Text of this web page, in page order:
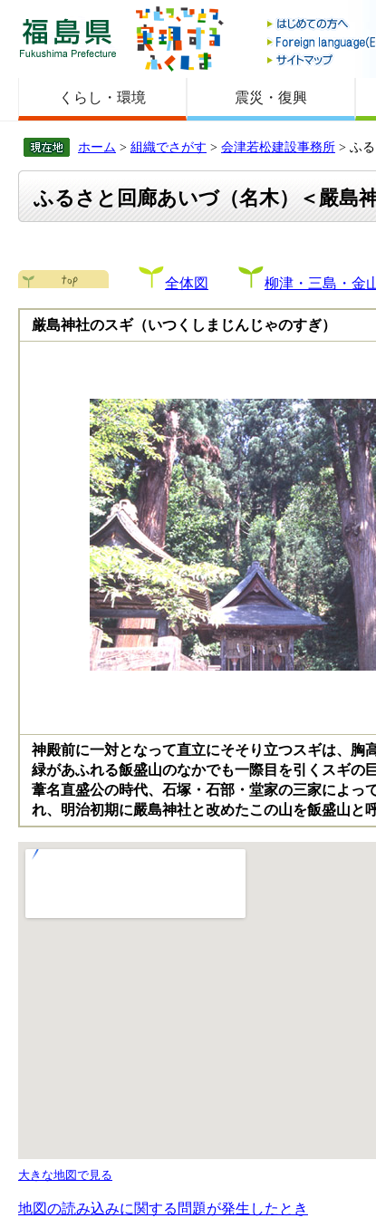
福島県
くらし・環境 震災・復興
ホーム > 組織でさがす > 会津若松建設事務所 > ふ
ふるさと回廊あいづ（名木）＜嚴島
全体図 柳津・三島・金
厳島神社のスギ（いつくしまじんじゃのすぎ）
神殿前に一対となって直立にそそり立つスギは、胸
緑があふれる飯盛山のなかでも一際目を引くスギの
葦名直盛公の時代、石塚・石部・堂家の三家によっ
れ、明治初期に嚴島神社と改めたこの山を飯盛山と
大きな地図で見る
地図の読み込みに関する問題が発生したとき